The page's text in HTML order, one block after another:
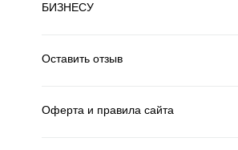
БИЗНЕСУ
Оставить отзыв
Оферта и правила сайта